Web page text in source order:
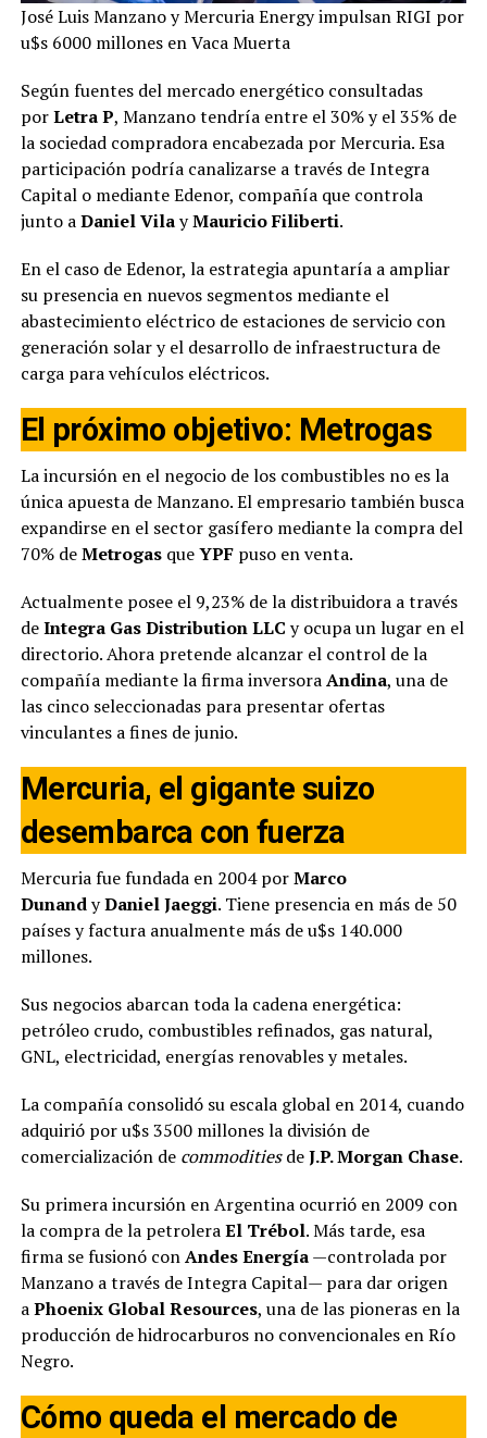
José Luis Manzano y Mercuria Energy impulsan RIGI por
u$s 6000 millones en Vaca Muerta
Según fuentes del mercado energético consultadas
porLetra P, Manzano tendría entre el 30% y el 35% de
la sociedad compradora encabezada por Mercuria. Esa
participación podría canalizarse a través de Integra
Capital o mediante Edenor, compañía que controla
junto aDaniel VilayMauricio Filiberti.
En el caso de Edenor, la estrategia apuntaría a ampliar
su presencia en nuevos segmentos mediante el
abastecimiento eléctrico de estaciones de servicio con
generación solar y el desarrollo de infraestructura de
carga para vehículos eléctricos.
El próximo objetivo: Metrogas
La incursión en el negocio de los combustibles no es la
única apuesta de Manzano. El empresario también busca
expandirse en el sector gasífero mediante la compra del
70% deMetrogasqueYPFpuso en venta.
Actualmente posee el 9,23% de la distribuidora a través
deIntegra Gas Distribution LLC y ocupa un lugar en el
directorio. Ahora pretende alcanzar el control de la
compañía mediante la firma inversoraAndina, una de
las cinco seleccionadas para presentar ofertas
vinculantes a fines de junio.
Mercuria, el gigante suizo
desembarca con fuerza
Mercuria fue fundada en 2004 porMarco
DunandyDaniel Jaeggi. Tiene presencia en más de 50
países y factura anualmente más de u$s 140.000
millones.
Sus negocios abarcan toda la cadena energética:
petróleo crudo, combustibles refinados, gas natural,
GNL, electricidad, energías renovables y metales.
La compañía consolidó su escala global en 2014, cuando
adquirió por u$s 3500 millones la división de
comercialización de commoditiesdeJ.P. Morgan Chase.
Su primera incursión en Argentina ocurrió en 2009 con
la compra de la petroleraEl Trébol. Más tarde, esa
firma se fusionó conAndes Energía—controlada por
Manzano a través de Integra Capital— para dar origen
aPhoenix Global Resources, una de las pioneras en la
producción de hidrocarburos no convencionales en Río
Negro.
Cómo queda el mercado de